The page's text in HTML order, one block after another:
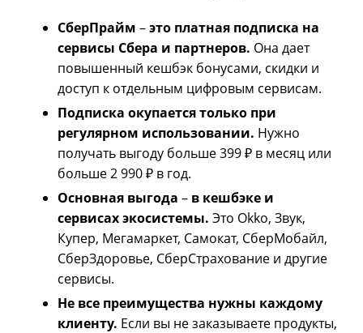
СберПрайм–это платная подписка на
сервисы Сбера и партнеров. Она дает
повышенный кешбэк бонусами, скидки и
доступ к отдельным цифровым сервисам.
Подписка окупается только при
регулярном использовании. Нужно
получать выгоду больше 399 ₽ в месяц или
больше 2 990 ₽ в год.
Основная выгода– в кешбэке и
сервисах экосистемы. Это Okko, Звук,
Купер, Мегамаркет, Самокат, СберМобайл,
СберЗдоровье, СберСтрахование и другие
сервисы.
Не все преимущества нужны каждому
клиенту. Если вы не заказываете продукты,